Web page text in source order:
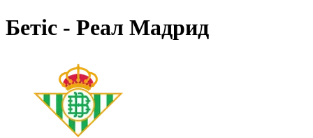
Бетіс - Реал Мадрид